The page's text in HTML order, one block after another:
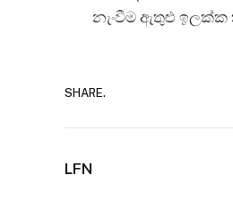
නැංවීම ඇතුළු ඉලක්ක
SHARE.
LFN